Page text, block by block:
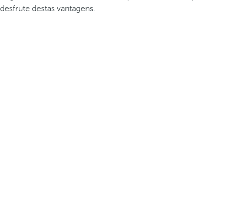
desfrute destas vantagens.